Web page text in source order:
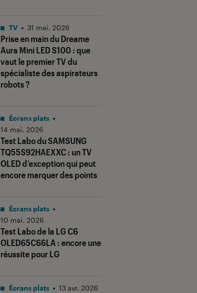
Prise en main du Dreame
Aura Mini LED S100 : que
vaut le premier TV du
spécialiste des aspirateurs
robots ?
TV • 31 mai. 2026
Test Labo du SAMSUNG
TQ55S92HAEXXC : un TV
OLED d’exception qui peut
encore marquer des points
Écrans plats •
14 mai. 2026
Test Labo de la LG C6
OLED65C66LA : encore une
réussite pour LG
Écrans plats •
10 mai. 2026
Écrans plats • 13 avr. 2026